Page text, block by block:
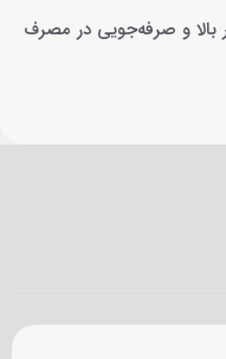
بالا و صرفه‌جویی در مصرف